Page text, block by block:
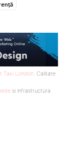
Taxi London. Calitate
si infrastructura